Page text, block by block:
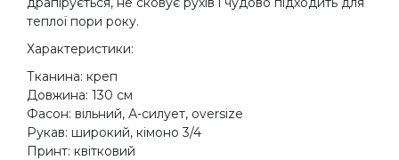
теплої пори року.
Характеристики:
Тканина: креп
Довжина: 130 см
Фасон: вільний, А-силует, oversize
Рукав: широкий, кімоно 3/4
Принт: квітковий